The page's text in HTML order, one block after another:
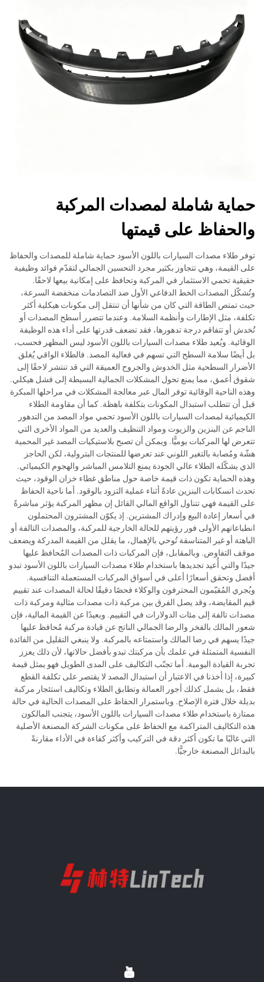
حماية شاملة لمصدات المركبة
والحفاظ على قيمتها
توفر طلاء مصدات السيارات باللون الأسود حماية شاملة للمصدات والحفاظ
على القيمة، وهي تتجاوز بكثير مجرد التحسين الجمالي لتقدّم فوائد وظيفية
حقيقية تحمي الاستثمار في المركبة وتحافظ على إمكانية بيعها لاحقًا.
وتُشكّل المصدات الخط الدفاعي الأول ضد التصادمات منخفضة السرعة،
حيث تمتص الطاقة التي كان من شأنها أن تنتقل إلى مكونات هيكلية أكثر
تكلفة، مثل الإطارات وأنظمة السلامة. وعندما تتضرر أسطح المصدات أو
تُخدش أو تتفاقم درجة تدهورها، فقد تضعف قدرتها على أداء هذه الوظيفة
الوقائية. ويُعيد طلاء مصدات السيارات باللون الأسود ليس المظهر فحسب،
بل أيضًا سلامة السطح التي تسهم في فعالية المصد. فالطلاء الواقي يُغلق
الأضرار السطحية مثل الخدوش والجروح العميقة التي قد تنتشر لاحقًا إلى
شقوق أعمق، مما يمنع تحول المشكلات الجمالية البسيطة إلى فشل هيكلي.
وهذه الناحية الوقائية توفر المال عبر معالجة المشكلات في مراحلها المبكرة
قبل أن تتطلب استبدال المكونات بتكلفة باهظة. كما أن مقاومة الطلاء
الكيميائية لمصدات السيارات باللون الأسود تحمي مواد المصد من التدهور
الناجم عن البنزين والزيوت ومواد التنظيف والعديد من المواد الأخرى التي
تتعرض لها المركبات يوميًّا. ويمكن أن تصبح بلاستيكيات المصد غير المحمية
هشّة ومُصابة بالتغير اللوني عند تعرضها للمنتجات البترولية، لكن الحاجز
الذي يشكّله الطلاء عالي الجودة يمنع التلامس المباشر والهجوم الكيميائي.
وهذه الحماية تكون ذات قيمة خاصة حول مناطق غطاء خزان الوقود، حيث
تحدث انسكابات البنزين عادةً أثناء عملية التزود بالوقود. أما ناحية الحفاظ
على القيمة فهي تتناول الواقع المالي القائل إن مظهر المركبة يؤثر مباشرةً
في أسعار إعادة البيع وإدراك المشترين. إذ يكوّن المشترون المحتملون
انطباعاتهم الأولى فور رؤيتهم للحالة الخارجية للمركبة، والمصدات التالفة أو
الباهتة أو غير المتناسقة تُوحي بالإهمال، ما يقلل من القيمة المدركة ويضعف
موقف التفاوض. وبالمقابل، فإن المركبات ذات المصدات المُحافظ عليها
جيدًا والتي أُعيد تجديدها باستخدام طلاء مصدات السيارات باللون الأسود تبدو
أفضل وتحقق أسعارًا أعلى في أسواق المركبات المستعملة التنافسية.
ويُجري المُقيّمون المحترفون والوكلاء فحصًا دقيقًا لحالة المصدات عند تقييم
قيم المقايضة، وقد يصل الفرق بين مركبة ذات مصدات مثالية ومركبة ذات
مصدات تالفة إلى مئات الدولارات في التقييم. وبعيدًا عن القيمة المالية، فإن
شعور المالك بالفخر والرضا الجمالي الناتج عن قيادة مركبة مُحافظ عليها
جيدًا يسهم في رضا المالك واستمتاعه بالمركبة. ولا ينبغي التقليل من الفائدة
النفسية المتمثلة في علمك بأن مركبتك تبدو بأفضل حالاتها، لأن ذلك يعزز
تجربة القيادة اليومية. أما تجنّب التكاليف على المدى الطويل فهو يمثل قيمة
كبيرة، إذا أخذنا في الاعتبار أن استبدال المصد لا يقتصر على تكلفة القطع
فقط، بل يشمل كذلك أجور العمالة وتطابق الطلاء وتكاليف استئجار مركبة
بديلة خلال فترة الإصلاح. وباستمرار الحفاظ على المصدات الحالية في حالة
ممتازة باستخدام طلاء مصدات السيارات باللون الأسود، يتجنب المالكون
هذه التكاليف المتراكمة مع الحفاظ على مكونات الشركة المصنعة الأصلية
التي غالبًا ما تكون أكثر دقة في التركيب وأكثر كفاءة في الأداء مقارنةً
بالبدائل المصنعة خارجيًّا.